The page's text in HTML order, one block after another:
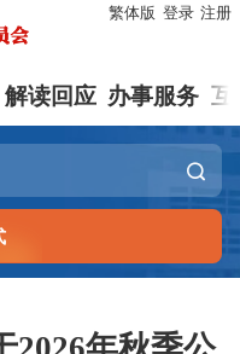
繁体版 登录 注册
解读回应 办事服务 互